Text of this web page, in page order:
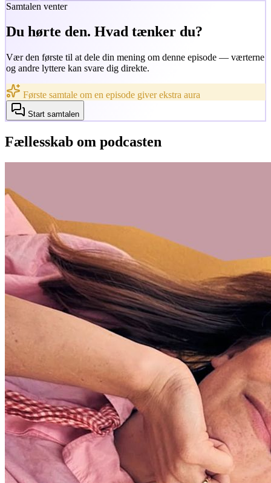
Samtalen venter
Du hørte den. Hvad tænker du?
Vær den første til at dele din mening om denne episode — værterne
og andre lyttere kan svare dig direkte.
Første samtale om en episode giver ekstra aura
Start samtalen
Fællesskab om podcasten